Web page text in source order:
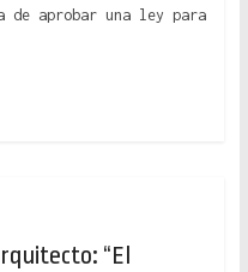
aprobar una ley para
“El